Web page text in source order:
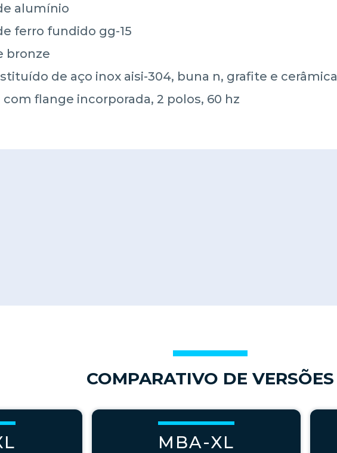
alumínio
ferro fundido gg-15
bronze
de aço inox aisi-304, buna n, grafite e cerâmica
flange incorporada, 2 polos, 60 hz
COMPARATIVO DE VERSÕES
MBA-XL